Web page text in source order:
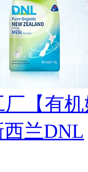
【有
西兰DNL